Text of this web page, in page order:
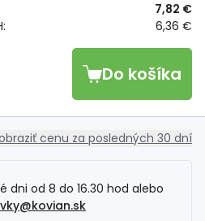
6,36 €
7,82 €
Do košíka
cenu za posledných 30 dní
dni od 8 do 16.30 hod alebo